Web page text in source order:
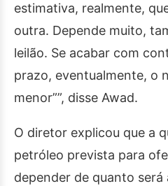
estimativa, realmente,
outra. Depende muito,
leilão. Se acabar com
prazo, eventualmente, o
menor””, disse Awad.
O diretor explicou que a
petróleo prevista para
depender de quanto